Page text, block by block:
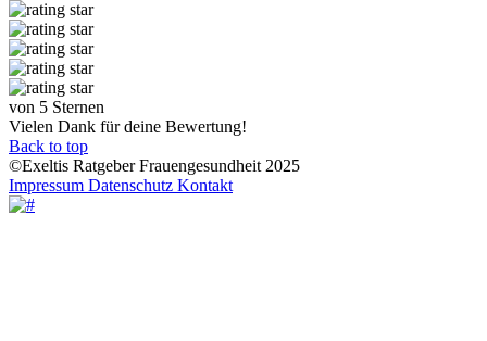
von 5 Sternen
Vielen Dank für deine Bewertung!
Back to top
©Exeltis Ratgeber Frauengesundheit 2025
Impressum Datenschutz Kontakt